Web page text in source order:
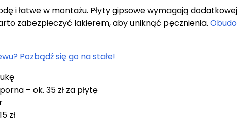
i łatwe w montażu. Płyty gipsowe wymagają
zabezpieczyć lakierem, aby uniknąć pęcznienia.
Pozbądź się go na stałe!
– ok. 35 zł za płytę
zł